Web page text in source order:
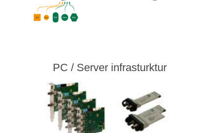
PC / Server infrasturktur